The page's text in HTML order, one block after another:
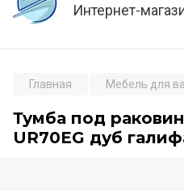
Интернет-
Главная Мебель для
Тумба под
UR70EG дуб